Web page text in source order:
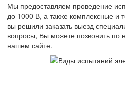
Мы предоставляем проведение
до 1000 В, а также комплексные и
вы решили заказать выезд
вопросы, Вы можете позвонить по
нашем сайте.